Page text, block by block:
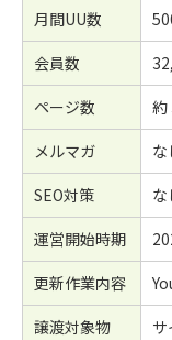
月間UU数
会員数
ページ数
約
メルマガ
な
SEO対策
な
運営開始時期
更新作業内容
譲渡対象物